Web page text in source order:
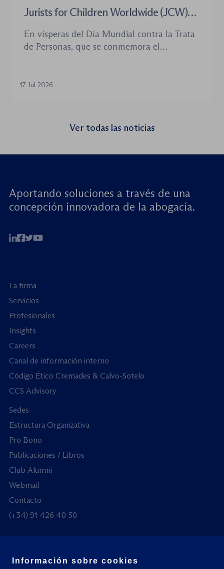
Jurists for Children Worldwide (JCW)
para combatir la trata de menores y
defender el Estado de Derecho
En vísperas del Día Mundial contra la Trata
de Personas, que se conmemora el
la World Jurist Association (WJA) y Just
seminario web internacional «Trata de
menores: reforzando la rendición de
17 Jul 2026
Ver todas las noticias
Aportando soluciones a través de una
concepción innovadora de la abogacía.
La firma
Servicios
Profesionales
Insights
Careers
Canal de información interno
Código Ético Cremades & Calvo-Sotelo
CCS Advisory
Sedes
Estructura Organizativa
Pro Bono
Publicaciones / Libros
Club Alumni
Webmail
Contacto
(+34) 91 426 40 50
© Todos los derechos reservados
Información sobre cookies